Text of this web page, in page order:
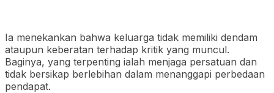
Ia menekankan bahwa keluarga tidak memiliki dendam
ataupun keberatan terhadap kritik yang muncul.
Baginya, yang terpenting ialah menjaga persatuan dan
tidak bersikap berlebihan dalam menanggapi perbedaan
pendapat.